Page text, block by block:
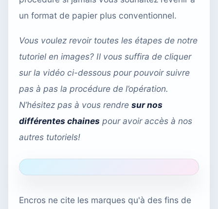
un format de papier plus conventionnel.
Vous voulez revoir toutes les étapes de notre
tutoriel en images? Il vous suffira de cliquer
sur la vidéo ci-dessous pour pouvoir suivre
pas à pas la procédure de l’opération.
N’hésitez pas à vous rendre sur nos
différentes chaines pour avoir accès à nos
autres tutoriels!
Encros ne cite les marques qu'à des fins de